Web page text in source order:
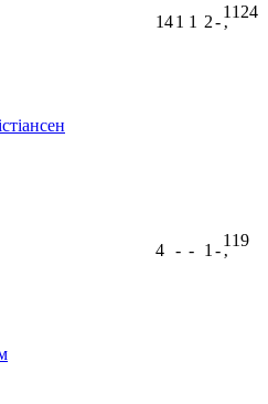
141 1 2-
1124
ʼ
4 - - 1 -
119
ʼ